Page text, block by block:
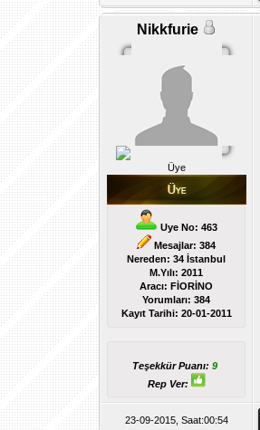
Nikkfurie
Üye
Uye No: 463
Mesajlar: 384
Nereden: 34 İstanbul
M.Yılı: 2011
Aracı: FİORİNO
Yorumları:384
Kayıt Tarihi: 20-01-2011
Teşekkür Puanı:9
Rep Ver:
23-09-2015, Saat:00:54